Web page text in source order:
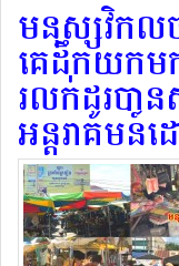
មនុស្សវិកល
គេដឹកយកមក
រលក់ដូរបាន
អន្តរាគមន៍